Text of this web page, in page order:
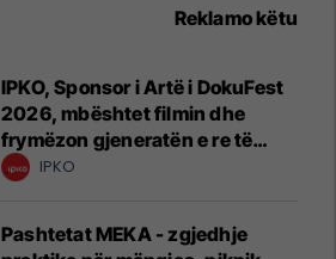
Reklamo këtu
IPKO, Sponsor i Artë i DokuFest
2026, mbështet filmin dhe
frymëzon gjeneratën e re të
krijuesve
IPKO
Pashtetat MEKA - zgjedhje